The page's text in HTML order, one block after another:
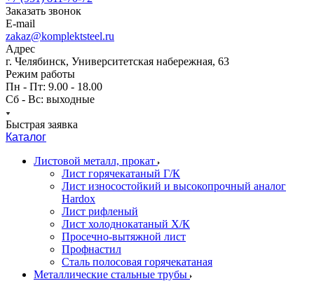
Заказать звонок
E-mail
zakaz@komplektsteel.ru
Адрес
г. Челябинск, Университетская набережная, 63
Режим работы
Пн - Пт: 9.00 - 18.00
Сб - Вс: выходные
Быстрая заявка
Каталог
Листовой металл, прокат
Лист горячекатаный Г/К
Лист износостойкий и высокопрочный аналог
Hardox
Лист рифленый
Лист холоднокатаный Х/К
Просечно-вытяжной лист
Профнастил
Сталь полосовая горячекатаная
Металлические стальные трубы